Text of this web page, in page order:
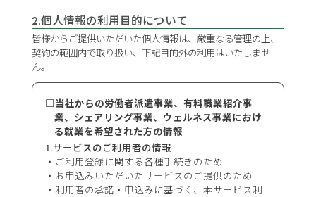
2.個人情報の利用目的について
皆様からご提供いただいた個人情報は、厳重なる管理の上、
契約の範囲内で取り扱い、下記目的外の利用はいたしませ
ん。
□当社からの労働者派遣事業、有料職業紹介事
業、シェアリング事業、ウェルネス事業におけ
る就業を希望された方の情報
1.サービスのご利用者の情報
ご利用登録に関する各種手続きのため
お申込みいただいたサービスのご提供のため
利用者の承諾・申込みに基づく、本サービス利